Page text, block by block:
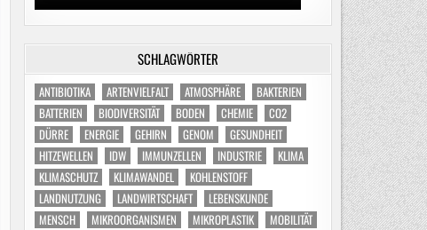
SCHLAGWÖRTER
ANTIBIOTIKA ARTENVIELFALT ATMOSPHÄRE
BAKTERIEN
BATTERIEN
BIODIVERSITÄT BODEN CHEMIE
CO2
DÜRRE
ENERGIE GEHIRN GENOM
GESUNDHEIT
HITZEWELLEN
IDW IMMUNZELLEN INDUSTRIE
KLIMA
KLIMASCHUTZ
KLIMAWANDEL
KOHLENSTOFF
LANDNUTZUNG
LANDWIRTSCHAFT
LEBENSKUNDE
MENSCH
MIKROORGANISMEN MIKROPLASTIK
MOBILITÄT